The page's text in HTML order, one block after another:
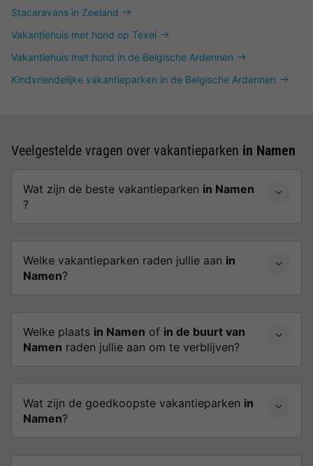
Stacaravans in Zeeland
Vakantiehuis met hond op Texel
Vakantiehuis met hond in de Belgische Ardennen
Kindvriendelijke vakantieparken in de Belgische Ardennen
Veelgestelde vragen over vakantieparken in Namen
Wat zijn de beste vakantieparken in Namen
?
Welke vakantieparken raden jullie aan in
Namen?
Welke plaats in Namen of in de buurt van
Namen raden jullie aan om te verblijven?
Wat zijn de goedkoopste vakantieparken in
Namen?